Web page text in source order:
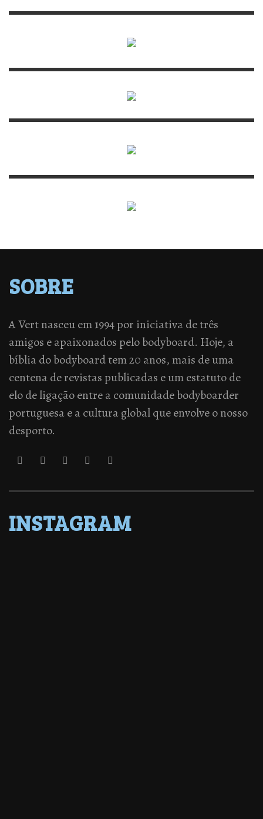
SOBRE
A Vert nasceu em 1994 por iniciativa de três
amigos e apaixonados pelo bodyboard. Hoje, a
bíblia do bodyboard tem 20 anos, mais de uma
centena de revistas publicadas e um estatuto de
elo de ligação entre a comunidade bodyboarder
portuguesa e a cultura global que envolve o nosso
desporto.
INSTAGRAM